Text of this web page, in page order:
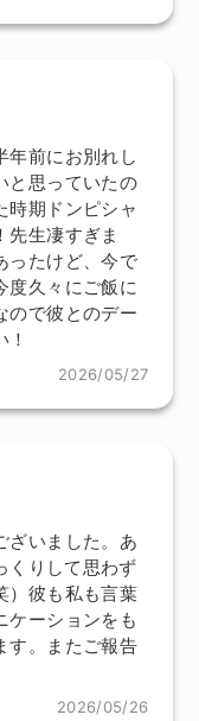
年前にお別れし
と思っていたの
時期ドンピシャ
先生凄すぎま
ったけど、今で
度久々にご飯に
ので彼とのデー
2026/05/27
ざいました。あ
くりして思わず
）彼も私も言葉
ケーションをも
す。またご報告
2026/05/26